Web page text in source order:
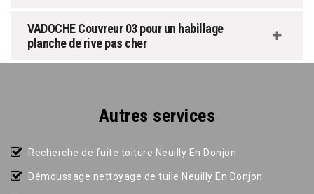
VADOCHE Couvreur 03 pour un habillage
planche de rive pas cher
Autres services
Recherche de fuite toiture Neuilly En Donjon
Démoussage nettoyage de tuile Neuilly En Donjon